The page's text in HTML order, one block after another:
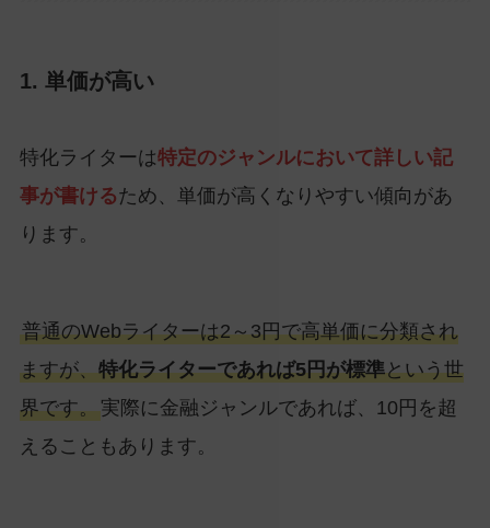
1. 単価が高い
特化ライターは特定のジャンルにおいて詳しい記
事が書けるため、単価が高くなりやすい傾向があ
ります。
普通のWebライターは2～3円で高単価に分類され
ますが、特化ライターであれば5円が標準という世
界です。実際に金融ジャンルであれば、10円を超
えることもあります。